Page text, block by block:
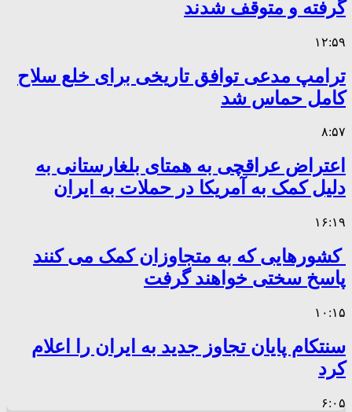
گرفته و متوقف شدند
۱۲:۵۹
ترامپ مدعی توافق تاریخی برای خلع سلاح
کامل حماس شد
۸:۵۷
اعتراض عراقچی به همتای بلغارستانی به
دلیل کمک به آمریکا در حملات به ایران
۱۶:۱۹
کشورهایی که به متجاوزان کمک می کنند
پاسخ سختی خواهند گرفت
۱۰:۱۵
سنتکام پایان تجاوز جدید به ایران را اعلام
کرد
۶:۰۵